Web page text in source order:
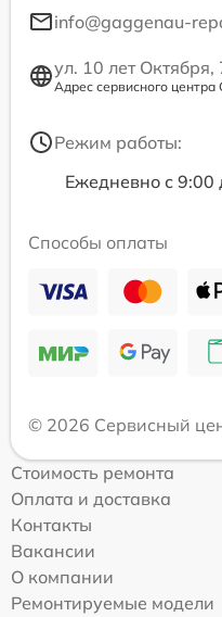
info@gaggenau-
ул. 10 лет Октября,
Адрес сервисного центра
Режим работы:
Ежедневно с 9:00
Способы оплаты
© 2026 Сервисный
Стоимость ремонта
Оплата и доставка
Контакты
Вакансии
О компании
Ремонтируемые модели